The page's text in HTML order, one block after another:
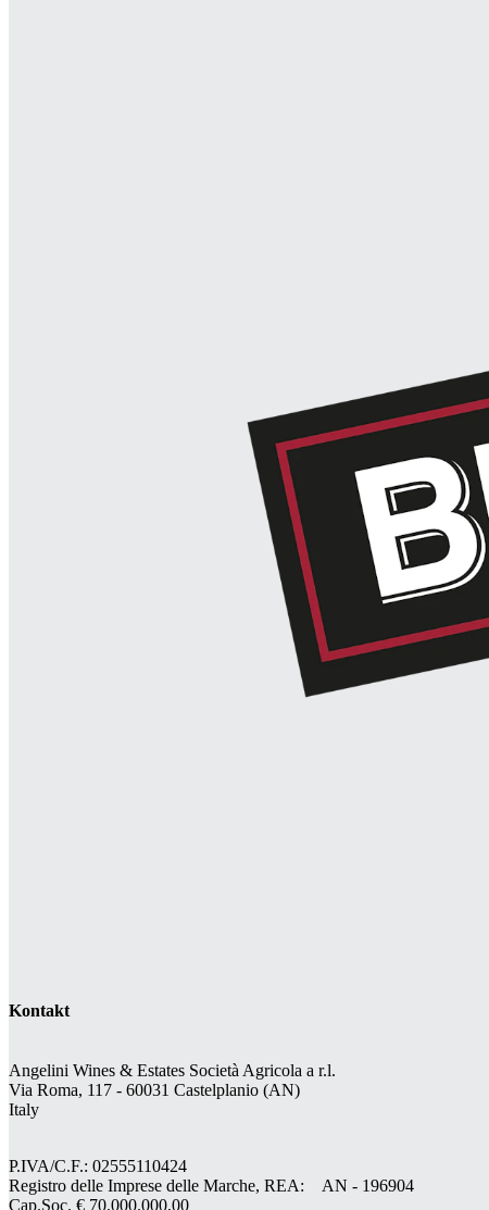
Kontakt
Angelini Wines & Estates Società Agricola a r.l.
Via Roma, 117 - 60031 Castelplanio (AN)
Italy
P.IVA/C.F.: 02555110424
Registro delle Imprese delle Marche, REA: AN - 196904
Cap.Soc. € 70.000.000,00